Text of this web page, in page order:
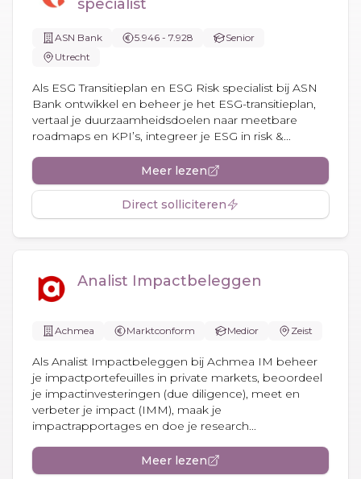
specialist
ASN Bank 5.946 - 7.928
Senior
Utrecht
Als ESG Transitieplan en ESG Risk specialist bij ASN
Bank ontwikkel en beheer je het ESG-transitieplan,
vertaal je duurzaamheidsdoelen naar meetbare
roadmaps en KPI’s, integreer je ESG in risk &...
Meer lezen
Direct solliciteren
Analist Impactbeleggen
Achmea Marktconform Medior Zeist
Als Analist Impactbeleggen bij Achmea IM beheer
je impactportefeuilles in private markets, beoordeel
je impactinvesteringen (due diligence), meet en
verbeter je impact (IMM), maak je
impactrapportages en doe je research...
Meer lezen